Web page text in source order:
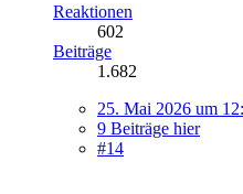
Reaktionen
602
Beiträge
1.682
25. Mai 2026 um
9 Beiträge hier
#14